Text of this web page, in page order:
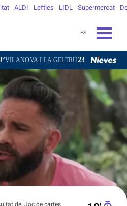
ALDI Lefties LIDL Supermercat
ES
23,9°LA SEU D'URGELL17,3°
del Joc de cartes